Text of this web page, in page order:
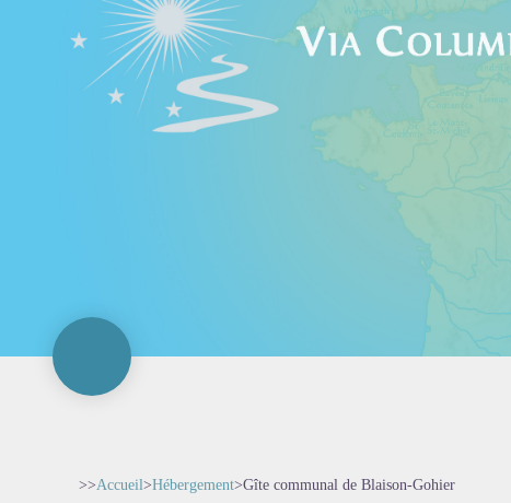
>>Accueil>Hébergement>Gîte communal de Blaison-Gohier